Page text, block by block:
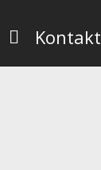
Kontakt